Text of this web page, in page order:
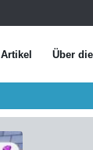
Artikel Über